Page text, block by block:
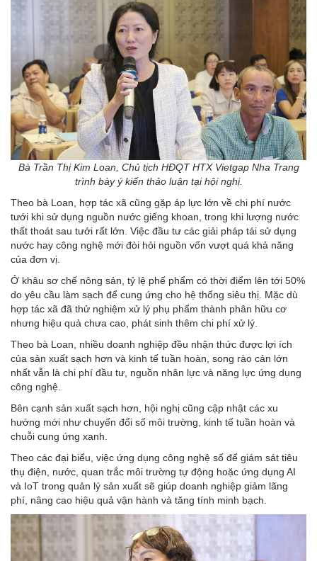
Bà Trần Thị Kim Loan, Chủ tịch HĐQT HTX Vietgap Nha Trang
trình bày ý kiến thảo luận tại hội nghị.
Theo bà Loan, hợp tác xã cũng gặp áp lực lớn về chi phí nước
tưới khi sử dụng nguồn nước giếng khoan, trong khi lượng nước
thất thoát sau tưới rất lớn. Việc đầu tư các giải pháp tái sử dụng
nước hay công nghệ mới đòi hỏi nguồn vốn vượt quá khả năng
của đơn vị.
Ở khâu sơ chế nông sản, tỷ lệ phế phẩm có thời điểm lên tới 50%
do yêu cầu làm sạch để cung ứng cho hệ thống siêu thị. Mặc dù
hợp tác xã đã thử nghiệm xử lý phụ phẩm thành phân hữu cơ
nhưng hiệu quả chưa cao, phát sinh thêm chi phí xử lý.
Theo bà Loan, nhiều doanh nghiệp đều nhận thức được lợi ích
của sản xuất sạch hơn và kinh tế tuần hoàn, song rào cản lớn
nhất vẫn là chi phí đầu tư, nguồn nhân lực và năng lực ứng dụng
công nghệ.
Bên cạnh sản xuất sạch hơn, hội nghị cũng cập nhật các xu
hướng mới như chuyển đổi số môi trường, kinh tế tuần hoàn và
chuỗi cung ứng xanh.
Theo các đại biểu, việc ứng dụng công nghệ số để giám sát tiêu
thụ điện, nước, quan trắc môi trường tự động hoặc ứng dụng AI
và IoT trong quản lý sản xuất sẽ giúp doanh nghiệp giảm lãng
phí, nâng cao hiệu quả vận hành và tăng tính minh bạch.